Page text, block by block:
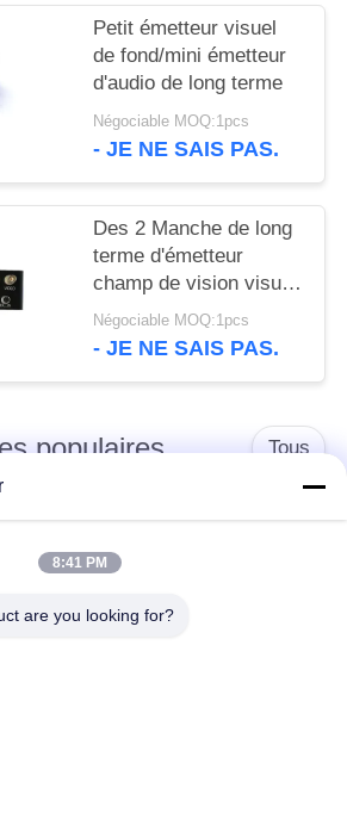
Petit émetteur visuel
de fond/mini émetteur
d'audio de long terme
Négociable MOQ:1pcs
- JE NE SAIS PAS.
Des 2 Manche de long
terme d'émetteur
champ de vision visuel
sans fil 32dbm non
Négociable MOQ:1pcs
- JE NE SAIS PAS.
populaires Tous
Émetteur visuel sans
fil de COFDM
8:41 PM
are you looking for?